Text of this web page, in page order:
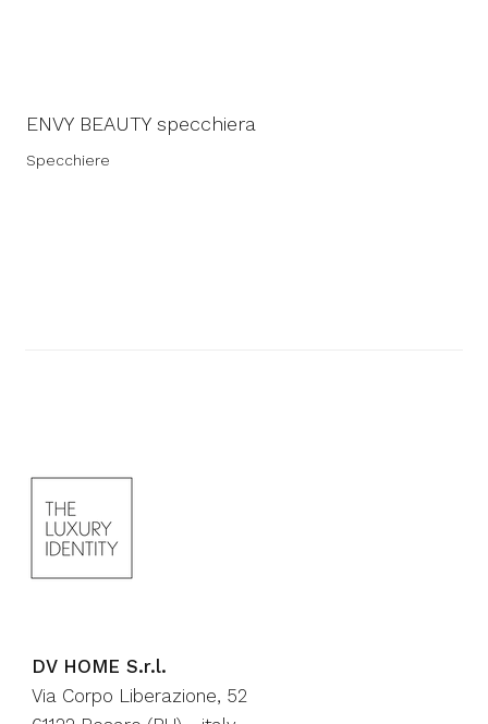
ENVY BEAUTY specchiera
Specchiere
DV HOME S.r.l.
Via Corpo Liberazione, 52